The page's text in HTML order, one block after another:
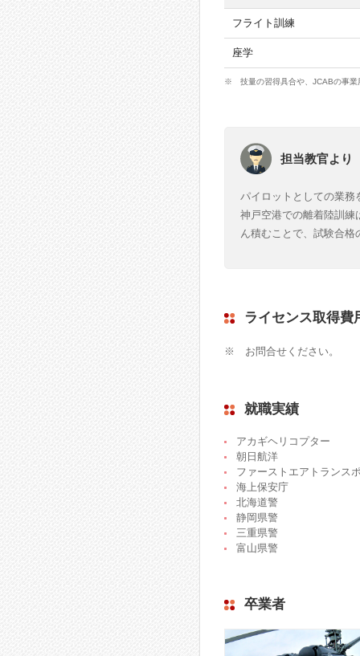
フライト訓練
座学
※ 技量の習得具合や、JCABの事業
担当教官より
パイロットとしての業務
神戸空港での 離着陸訓
ん積むことで、試験合格
ライセンス取得費
※ お問合せください。
就職実績
アカギヘリコプター
朝日航洋
ファーストエアトランス
海上保安庁
北海道警
静岡県警
三重県警
富山県警
卒業者